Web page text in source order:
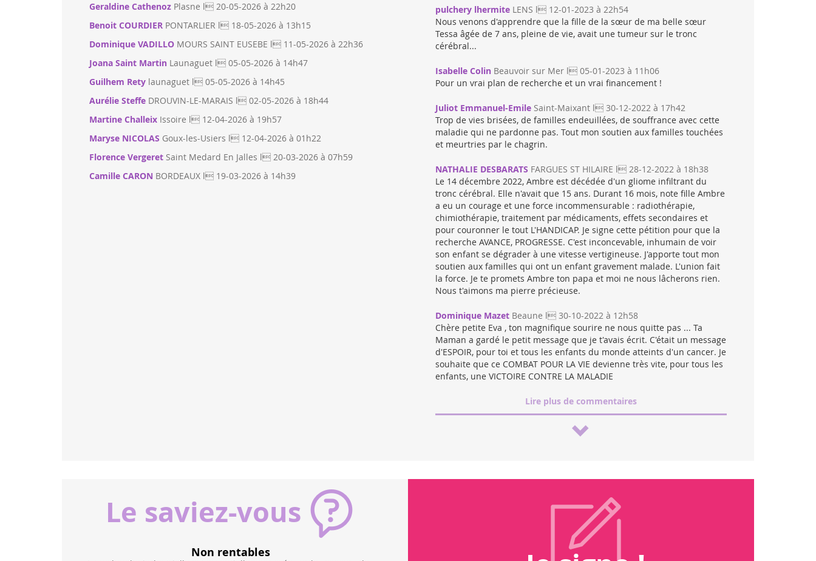
Geraldine Cathenoz Plasne l 20-05-2026 à 22h20
Benoit COURDIER PONTARLIER l 18-05-2026 à 13h15
Dominique VADILLO MOURS SAINT EUSEBE l 11-05-2026 à 22h36
Joana Saint Martin Launaguet l 05-05-2026 à 14h47
Guilhem Rety launaguet l 05-05-2026 à 14h45
Aurélie Steffe DROUVIN-LE-MARAIS l 02-05-2026 à 18h44
Martine Challeix Issoire l 12-04-2026 à 19h57
Maryse NICOLAS Goux-les-Usiers l 12-04-2026 à 01h22
Florence Vergeret Saint Medard En Jalles l 20-03-2026 à 07h59
Camille CARON BORDEAUX l 19-03-2026 à 14h39
pulchery lhermite LENS l 12-01-2023 à 22h54
Nous venons d'apprendre que la fille de la sœur de ma belle sœur
Tessa âgée de 7 ans, pleine de vie, avait une tumeur sur le tronc
cérébral...
Isabelle Colin Beauvoir sur Mer l 05-01-2023 à 11h06
Pour un vrai plan de recherche et un vrai financement !
Juliot Emmanuel-Emile Saint-Maixant l 30-12-2022 à 17h42
Trop de vies brisées, de familles endeuillées, de souffrance avec cette
maladie qui ne pardonne pas. Tout mon soutien aux familles touchées
et meurtries par le chagrin.
NATHALIE DESBARATS FARGUES ST HILAIRE l 28-12-2022 à 18h38
Le 14 décembre 2022, Ambre est décédée d'un gliome infiltrant du
tronc cérébral. Elle n'avait que 15 ans. Durant 16 mois, note fille Ambre
a eu un courage et une force incommensurable : radiothérapie,
chimiothérapie, traitement par médicaments, effets secondaires et
pour couronner le tout L'HANDICAP. Je signe cette pétition pour que la
recherche AVANCE, PROGRESSE. C'est inconcevable, inhumain de voir
son enfant se dégrader à une vitesse vertigineuse. J'apporte tout mon
soutien aux familles qui ont un enfant gravement malade. L'union fait
la force. Je te promets Ambre ton papa et moi ne nous lâcherons rien.
Nous t'aimons ma pierre précieuse.
Dominique Mazet Beaune l 30-10-2022 à 12h58
Chère petite Eva , ton magnifique sourire ne nous quitte pas ... Ta
Maman a gardé le petit message que je t'avais écrit. C'était un message
d'ESPOIR, pour toi et tous les enfants du monde atteints d'un cancer. Je
souhaite que ce COMBAT POUR LA VIE devienne très vite, pour tous les
enfants, une VICTOIRE CONTRE LA MALADIE
Lire plus de commentaires
Le saviez-vous
Les pesticides et perturbateurs endocriniens Traitements de fin de vie